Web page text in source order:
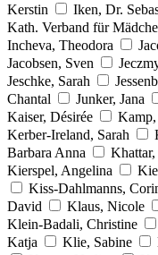
Kerstin
Iken, Dr.
Kath. Verband für
Incheva, Theodora
Jacobsen, Sven
Jeschke, Sarah
Chantal
Junker, Jana
Kaiser, Désirée
Kamp,
Kerber-Ireland, Sarah
Barbara Anna
Kierspel, Angelina
Kiss-Dahlmanns,
David
Klaus, Nicole
Klein-Badali, Christine
Katja
Klie, Sabine